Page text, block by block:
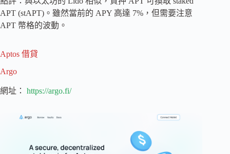
APT (stAPT)。雖然當前的 APY 高達 7%，但需要注意
APT 幣格的波動。
Aptos 借貸
Argo
網址： https://argo.fi/